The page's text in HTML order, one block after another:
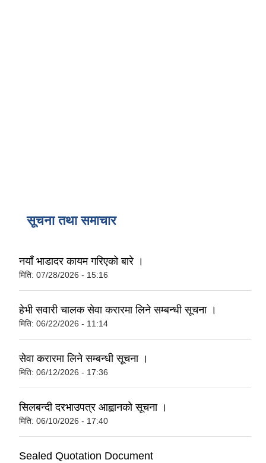
सूचना तथा समाचार
नयाँ भाडादर कायम गरिएको बारे ।
मिति: 07/28/2026 - 15:16
हेभी सवारी चालक सेवा करारमा लिने सम्बन्धी सूचना ।
मिति: 06/22/2026 - 11:14
सेवा करारमा लिने सम्बन्धी सूचना ।
मिति: 06/12/2026 - 17:36
सिलबन्दी दरभाउपत्र आह्वानको सूचना ।
मिति: 06/10/2026 - 17:40
Sealed Quotation Document